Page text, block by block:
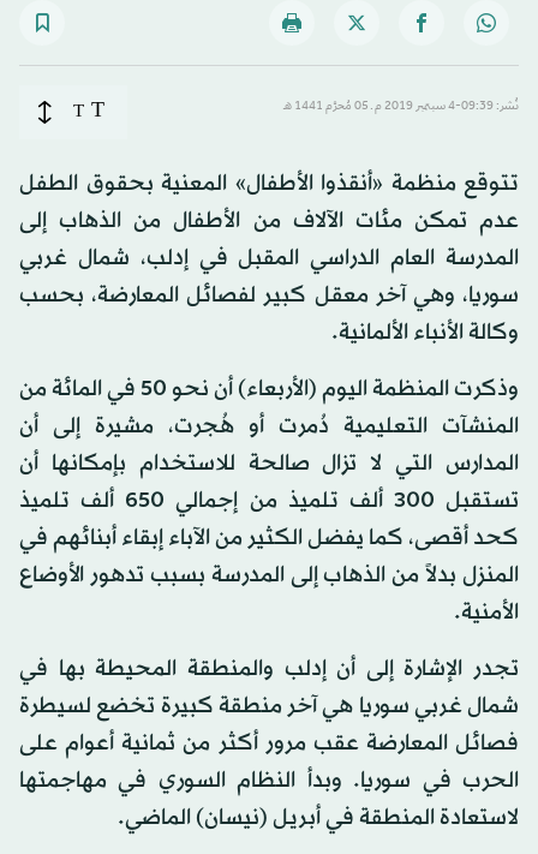
نُشر: 09:39-4 سبتمبر 2019 م ـ 05 مُحرَّم 1441 هـ T
T
تتوقع منظمة «أنقذوا الأطفال» المعنية بحقوق الطفل
عدم تمكن مئات الآلاف من الأطفال من الذهاب إلى
المدرسة العام الدراسي المقبل في إدلب، شمال غربي
سوريا، وهي آخر معقل كبير لفصائل المعارضة، بحسب
وكالة الأنباء الألمانية.
وذكرت المنظمة اليوم (الأربعاء) أن نحو 50 في المائة من
المنشآت التعليمية دُمرت أو هُجرت، مشيرة إلى أن
المدارس التي لا تزال صالحة للاستخدام بإمكانها أن
تستقبل 300 ألف تلميذ من إجمالي 650 ألف تلميذ
كحد أقصى، كما يفضل الكثير من الآباء إبقاء أبنائهم في
المنزل بدلاً من الذهاب إلى المدرسة بسبب تدهور الأوضاع
الأمنية.
تجدر الإشارة إلى أن إدلب والمنطقة المحيطة بها في
شمال غربي سوريا هي آخر منطقة كبيرة تخضع لسيطرة
فصائل المعارضة عقب مرور أكثر من ثمانية أعوام على
الحرب في سوريا. وبدأ النظام السوري في مهاجمتها
لاستعادة المنطقة في أبريل (نيسان) الماضي.